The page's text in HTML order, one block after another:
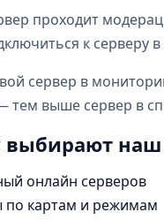
проходит
к серверу
сервер в
тем выше сервер в
выбирают наш
онлайн серверов
по картам и режимам